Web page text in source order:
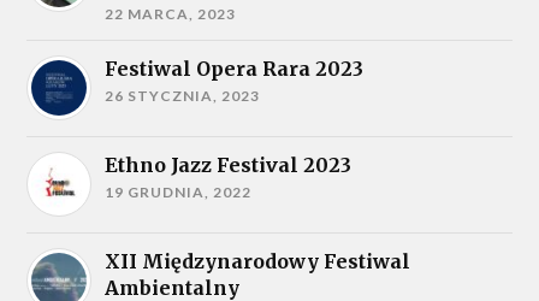
22 MARCA, 2023
Festiwal Opera Rara 2023
26 STYCZNIA, 2023
Ethno Jazz Festival 2023
19 GRUDNIA, 2022
XII Międzynarodowy Festiwal
Ambientalny